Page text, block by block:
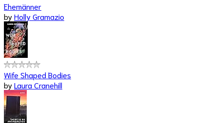
Ehemänner
byHolly Gramazio
Wife Shaped Bodies
byLaura Cranehill